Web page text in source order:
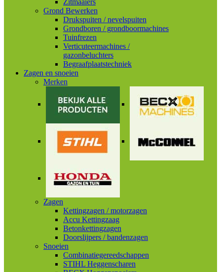
Zitmaaiers
Grond Bewerken
Drukspuiten / nevelspuiten
Grondboren / grondboormachines
Tuinfrezen
Verticuteermachines /
gazonbeluchters
Begraafplaatstechniek
Zagen en snoeien
Merken
Zagen
Kettingzagen / motorzagen
Accu Kettingzaag
Betonkettingzagen
Doorslijpers / bandenzagen
Snoeien
Combinatiegereedschappen
STIHL Heggenscharen